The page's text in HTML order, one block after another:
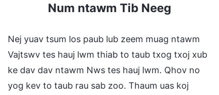
Num ntawm Tib Neeg
Nej yuav tsum los paub lub zeem muag ntawm
Vajtswv tes hauj lwm thiab to taub txog txoj xub
ke dav dav ntawm Nws tes hauj lwm. Qhov no
yog kev to taub rau sab zoo. Thaum uas koj